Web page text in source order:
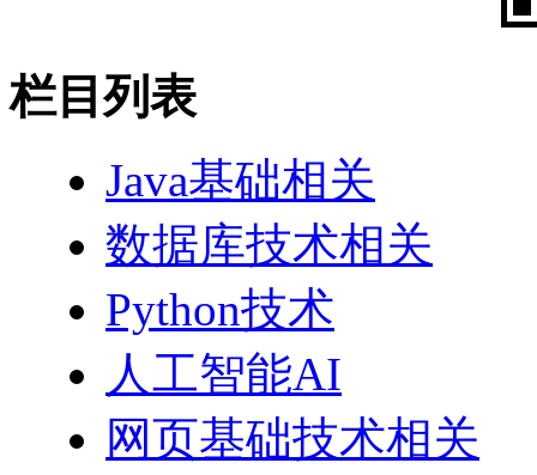
栏目列表
Java基础相关
数据库技术相关
Python技术
人工智能AI
网页基础技术相关